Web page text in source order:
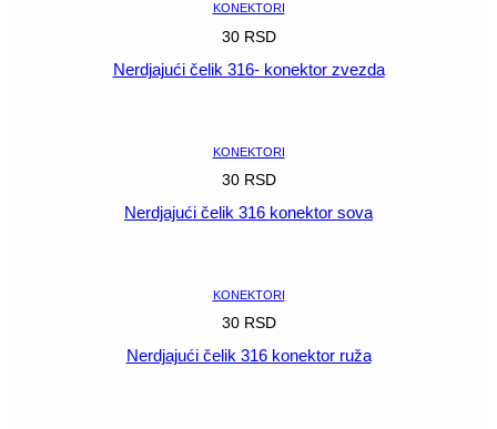
KONEKTORI
30 RSD
Nerdjajući čelik 316- konektor zvezda
KONEKTORI
30 RSD
Nerdjajući čelik 316 konektor sova
KONEKTORI
30 RSD
Nerdjajući čelik 316 konektor ruža